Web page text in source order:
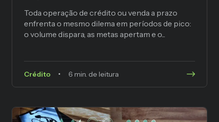
Toda operação de crédito ou venda a prazo
enfrenta o mesmo dilema em períodos de pico:
o volume dispara, as metas apertam e o...
Crédito 6 min. de leitura